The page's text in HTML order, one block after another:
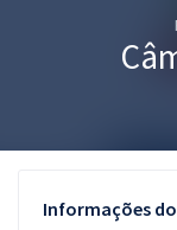
Informações